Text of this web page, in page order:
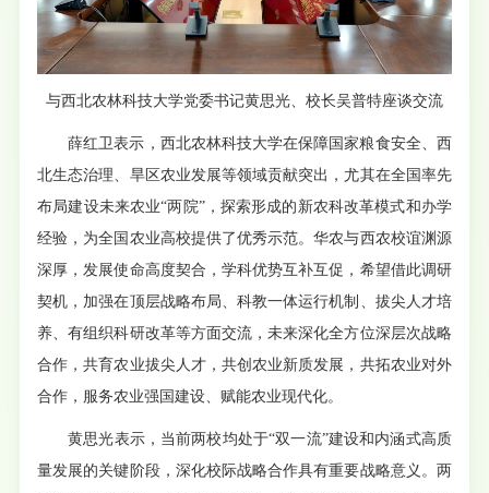
与西北农林科技大学党委书记黄思光、校长吴普特座谈交流
薛红卫表示，西北农林科技大学在保障国家粮食安全、西
北生态治理、旱区农业发展等领域贡献突出，尤其在全国率先
布局建设未来农业“两院”，探索形成的新农科改革模式和办学
经验，为全国农业高校提供了优秀示范。华农与西农校谊渊源
深厚，发展使命高度契合，学科优势互补互促，希望借此调研
契机，加强在顶层战略布局、科教一体运行机制、拔尖人才培
养、有组织科研改革等方面交流，未来深化全方位深层次战略
合作，共育农业拔尖人才，共创农业新质发展，共拓农业对外
合作，服务农业强国建设、赋能农业现代化。
黄思光表示，当前两校均处于“双一流”建设和内涵式高质
量发展的关键阶段，深化校际战略合作具有重要战略意义。两